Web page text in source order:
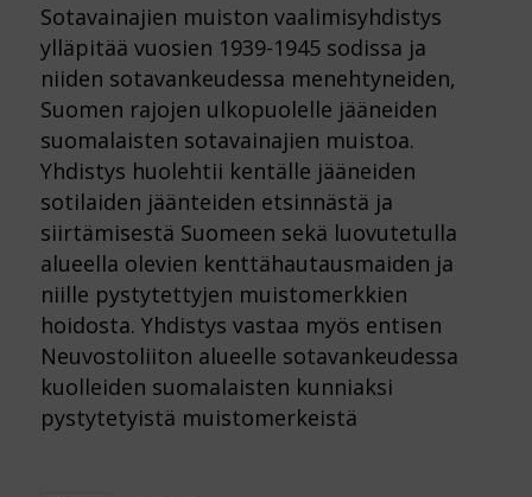
Sotavainajien muiston vaalimisyhdistys
ylläpitää vuosien 1939-1945 sodissa ja
niiden sotavankeudessa menehtyneiden,
Suomen rajojen ulkopuolelle jääneiden
suomalaisten sotavainajien muistoa.
Yhdistys huolehtii kentälle jääneiden
sotilaiden jäänteiden etsinnästä ja
siirtämisestä Suomeen sekä luovutetulla
alueella olevien kenttähautausmaiden ja
niille pystytettyjen muistomerkkien
hoidosta. Yhdistys vastaa myös entisen
Neuvostoliiton alueelle sotavankeudessa
kuolleiden suomalaisten kunniaksi
pystytetyistä muistomerkeistä